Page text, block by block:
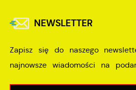
NEWSLETTER
Zapisz się do naszego
najnowsze wiadomości na